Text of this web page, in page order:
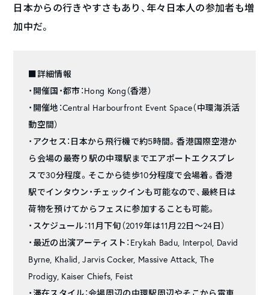
日本からの行きやすさもあり、年々日本人の参加者も増
加中だ。
■詳細情報
・開催国・都市：Hong Kong（香港）
・開催地：Central Harbourfront Event Space（中環海浜活
動空間）
・アクセス：日本から飛行機で約5時間。香港国際空港か
ら会場の最寄り駅の中環駅までエアポートエクスプレ
スで30分程度。そこから徒歩10分程度で会場着。香港
駅でインタウン・チェックインも可能なので、最終日は
荷物を預けてからフェスに参加することも可能。
・スケジュール：11月下旬（2019年は11月22日～24日）
・最近の出演アーティスト：Erykah Badu, Interpol, David
Byrne, Khalid, Jarvis Cocker, Massive Attack, The
Prodigy, Kaiser Chiefs, Feist